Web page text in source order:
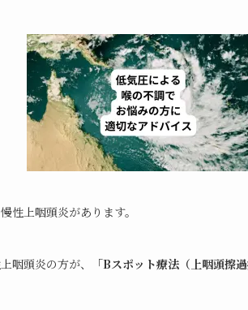
性上咽頭炎があります。
咽頭炎の方が、
「Bスポット療法（上咽頭擦